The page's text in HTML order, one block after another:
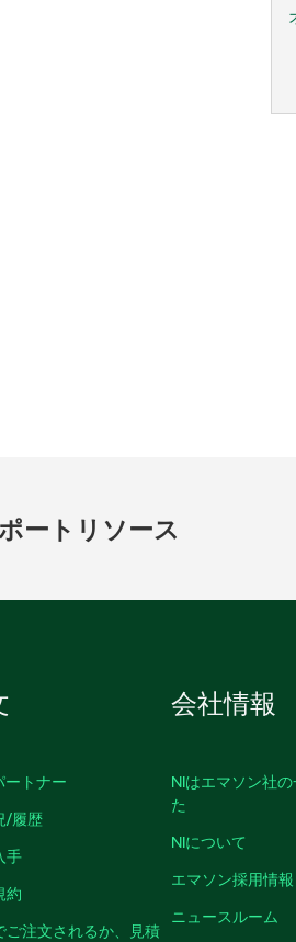
ート リソース
ートナー
/履歴
手
約
ご注文されるか、見積
会社情報
NIはエマソン社
た
NIについて
エマソン採用情報
ニュースルーム